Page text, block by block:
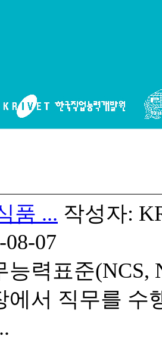
품 ... 작성자:
08-07
력표준(NCS,
에서 직무를 수